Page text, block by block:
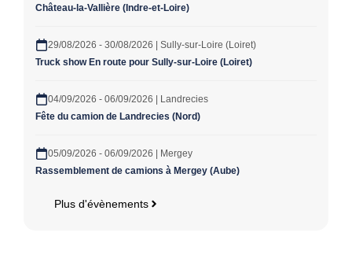
Château-la-Vallière (Indre-et-Loire)
29/08/2026 - 30/08/2026 | Sully-sur-Loire (Loiret)
Truck show En route pour Sully-sur-Loire (Loiret)
04/09/2026 - 06/09/2026 | Landrecies
Fête du camion de Landrecies (Nord)
05/09/2026 - 06/09/2026 | Mergey
Rassemblement de camions à Mergey (Aube)
Plus d'évènements